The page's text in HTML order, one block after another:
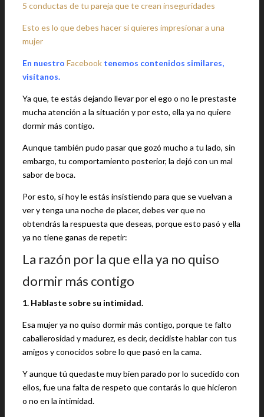
5 conductas de tu pareja que te crean inseguridades
Esto es lo que debes hacer si quieres impresionar a una
mujer
En nuestro Facebook tenemos contenidos similares,
visítanos.
Ya que, te estás dejando llevar por el ego o no le prestaste
mucha atención a la situación y por esto, ella ya no quiere
dormir más contigo.
Aunque también pudo pasar que gozó mucho a tu lado, sin
embargo, tu comportamiento posterior, la dejó con un mal
sabor de boca.
Por esto, si hoy le estás insistiendo para que se vuelvan a
ver y tenga una noche de placer, debes ver que no
obtendrás la respuesta que deseas, porque esto pasó y ella
ya no tiene ganas de repetir:
La razón por la que ella ya no quiso
dormir más contigo
1. Hablaste sobre su intimidad.
Esa mujer ya no quiso dormir más contigo, porque te falto
caballerosidad y madurez, es decir, decidiste hablar con tus
amigos y conocidos sobre lo que pasó en la cama.
Y aunque tú quedaste muy bien parado por lo sucedido con
ellos, fue una falta de respeto que contarás lo que hicieron
o no en la intimidad.